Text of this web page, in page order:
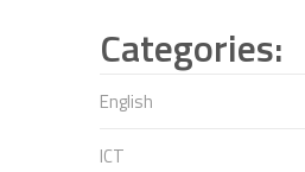
Categories:
English
ICT